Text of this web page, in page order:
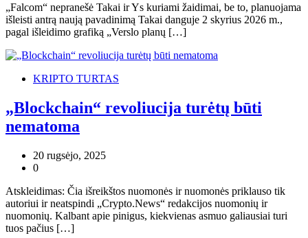
„Falcom“ nepranešė Takai ir Ys kuriami žaidimai, be to, planuojama
išleisti antrą naują pavadinimą Takai danguje 2 skyrius 2026 m.,
pagal išleidimo grafiką „Verslo planų […]
KRIPTO TURTAS
„Blockchain“ revoliucija turėtų būti
nematoma
20 rugsėjo, 2025
0
Atskleidimas: Čia išreikštos nuomonės ir nuomonės priklauso tik
autoriui ir neatspindi „Crypto.News“ redakcijos nuomonių ir
nuomonių. Kalbant apie pinigus, kiekvienas asmuo galiausiai turi
tuos pačius […]